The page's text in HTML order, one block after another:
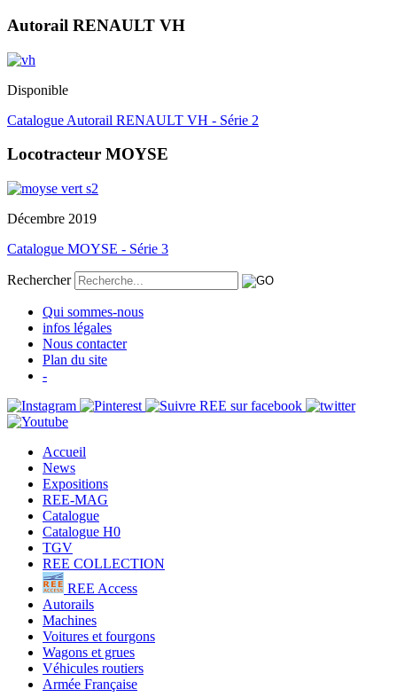
Autorail RENAULT VH
Disponible
Catalogue Autorail RENAULT VH - Série 2
Locotracteur MOYSE
Décembre 2019
Catalogue MOYSE - Série 3
Rechercher
Qui sommes-nous
infos légales
Nous contacter
Plan du site
-
Accueil
News
Expositions
REE-MAG
Catalogue
Catalogue H0
TGV
REE COLLECTION
REE Access
Autorails
Machines
Voitures et fourgons
Wagons et grues
Véhicules routiers
Armée Française